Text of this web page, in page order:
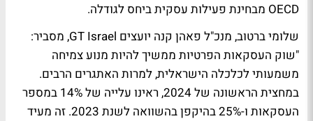
OECD מבחינת פעילות עסקית ביחס לגודלה.
שלומי ברטוב, מנכ"ל פאהן קנה יועצים GT Israel, מסביר:
"שוק העסקאות הפרטיות ממשיך להיות מנוע צמיחה
משמעותי לכלכלה הישראלית, למרות האתגרים הרבים.
במחצית הראשונה של 2024, ראינו עלייה של 14% במספר
העסקאות ו-25% בהיקפן בהשוואה לשנת 2023. זה מעיד